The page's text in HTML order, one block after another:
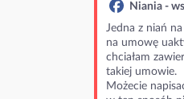
Niania -
Jedna z niań
na umowę
chciałam
takiej umowie.
Możecie